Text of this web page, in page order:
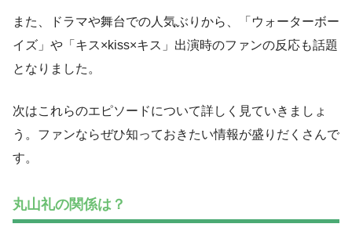
また、ドラマや舞台での人気ぶりから、「ウォーターボー
イズ」や「キス×kiss×キス」出演時のファンの反応も話題
となりました。
次はこれらのエピソードについて詳しく見ていきましょ
う。ファンならぜひ知っておきたい情報が盛りだくさんで
す。
丸山礼の関係は？